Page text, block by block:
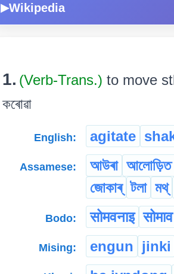
▶Wikipedia
1. (Verb-Trans.) to move
কৰোৱা
English: agitate
Assamese: আউৰা আলোড়িত
জোকাৰ্ টলা মথ্
Bodo: सोमवनाइ सोमाव
Mising: engun jinki